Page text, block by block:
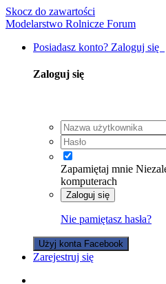
Skocz do zawartości
Modelarstwo Rolnicze Forum
Posiadasz konto? Zaloguj się
Zaloguj się
Zapamiętaj mnie
komputerach
Zaloguj się
Nie pamiętasz hasła?
Użyj konta Facebook
Zarejestruj się